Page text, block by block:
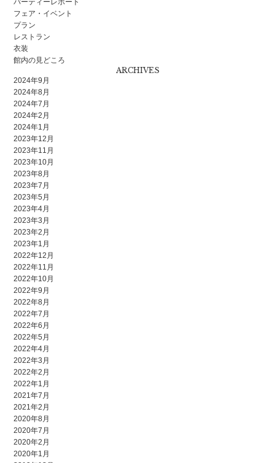
パーティーレポート
フェア・イベント
プラン
レストラン
衣装
館内の見どころ
ARCHIVES
2024年9月
2024年8月
2024年7月
2024年2月
2024年1月
2023年12月
2023年11月
2023年10月
2023年8月
2023年7月
2023年5月
2023年4月
2023年3月
2023年2月
2023年1月
2022年12月
2022年11月
2022年10月
2022年9月
2022年8月
2022年7月
2022年6月
2022年5月
2022年4月
2022年3月
2022年2月
2022年1月
2021年7月
2021年2月
2020年8月
2020年7月
2020年2月
2020年1月